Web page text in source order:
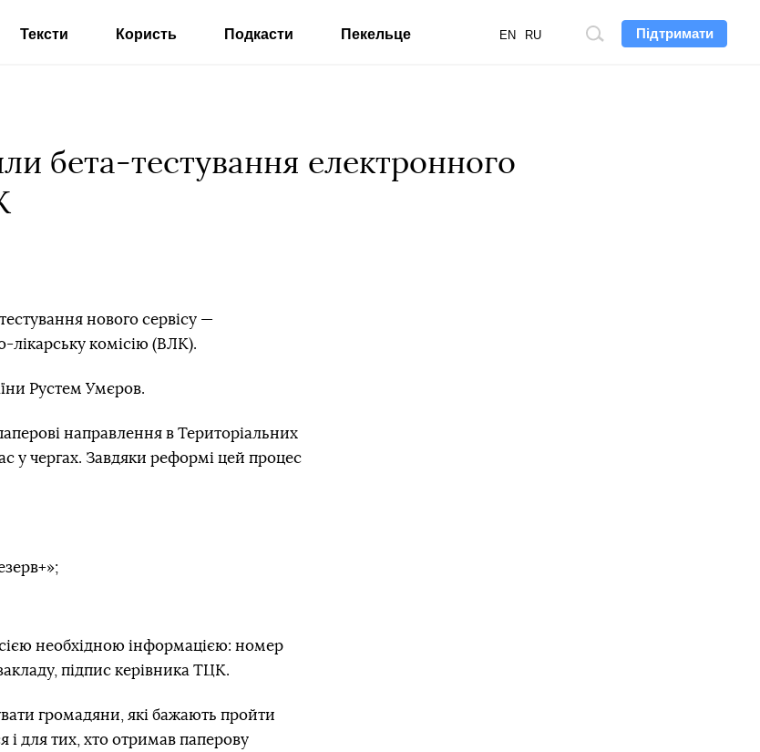
Підтримати
Пошук
EN RU
Тексти Користь Подкасти Пекельце
бета-тестування електронного
нового сервісу —
лікарську комісію (ВЛК).
Рустем Умєров.
направлення в Територіальних
у чергах. Завдяки реформі цей процес
необхідною інформацією: номер
підпис керівника ТЦК.
громадяни, які бажають пройти
і для тих, хто отримав паперову